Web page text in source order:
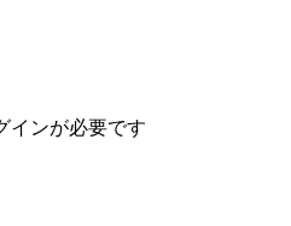
インが必要です